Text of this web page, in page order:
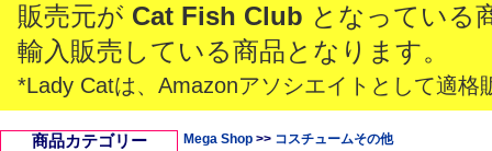
販売元が Cat Fish Club となっている
輸入販売している商品となります。
*Lady Catは、Amazonアソシエイトとして適格
商品カテゴリー
Mega Shop >> コスチュームその他